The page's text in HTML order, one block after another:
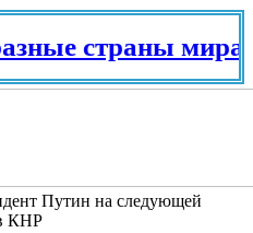
страны мира в
Путин на следующей
КНР